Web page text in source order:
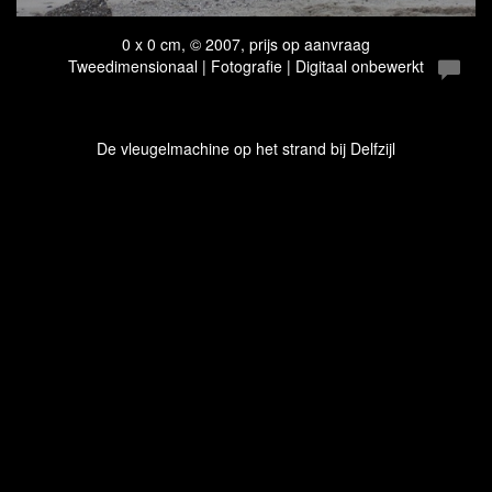
0 x 0 cm, © 2007, prijs op aanvraag
Tweedimensionaal | Fotografie | Digitaal onbewerkt
De vleugelmachine op het strand bij Delfzijl